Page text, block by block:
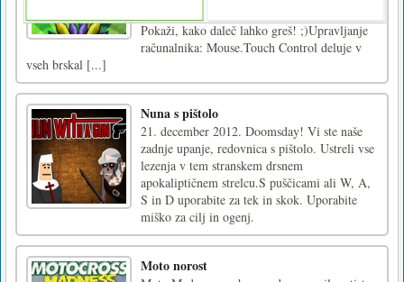
Pokaži, kako daleč lahko greš! ;)Upravljanje
računalnika: Mouse.Touch Control deluje v
vseh brskal [...]
Nuna s pištolo
21. december 2012. Doomsday! Vi ste naše
zadnje upanje, redovnica s pištolo. Ustreli vse
lezenja v tem stranskem drsnem
apokaliptičnem strelcu.S puščicami ali W, A,
S in D uporabite za tek in skok. Uporabite
miško za cilj in ogenj.
Moto norost